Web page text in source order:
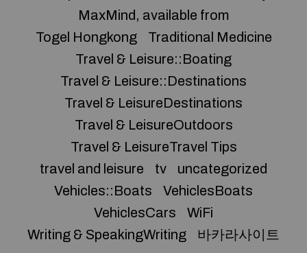
MaxMind, available from
Togel Hongkong
Traditional Medicine
Travel & Leisure::Boating
Travel & Leisure::Destinations
Travel & LeisureDestinations
Travel & LeisureOutdoors
Travel & LeisureTravel Tips
travel and leisure
tv
uncategorized
Vehicles::Boats
VehiclesBoats
VehiclesCars
WiFi
Writing & SpeakingWriting
바카라사이트